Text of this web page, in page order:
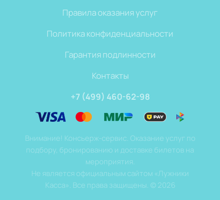
Правила оказания услуг
Политика конфиденциальности
Гарантия подлинности
Контакты
+7 (499) 460-62-98
Внимание! Консьерж-сервис. Оказание услуг по
подбору, бронированию и доставке билетов на
мероприятия.
Не является официальным сайтом «Лужники
Касса». Все права защищены. ©2026